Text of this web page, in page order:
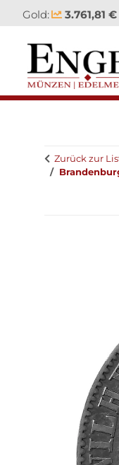
Gold: 3.761,81 €
Zurück zur